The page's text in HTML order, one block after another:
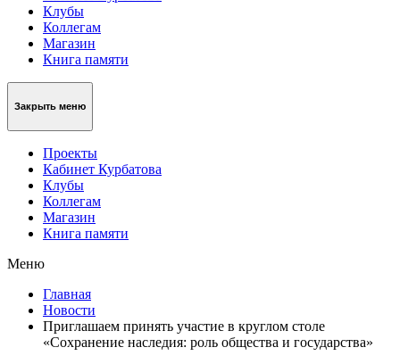
Клубы
Коллегам
Магазин
Книга памяти
Закрыть меню
Проекты
Кабинет Курбатова
Клубы
Коллегам
Магазин
Книга памяти
Меню
Главная
Новости
Приглашаем принять участие в круглом столе
«Сохранение наследия: роль общества и государства»